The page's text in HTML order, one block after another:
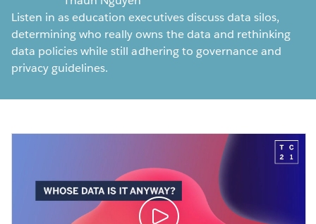
Listen in as education executives discuss data silos,
determining who really owns the data and rethinking
data policies while still adhering to governance and
privacy guidelines.